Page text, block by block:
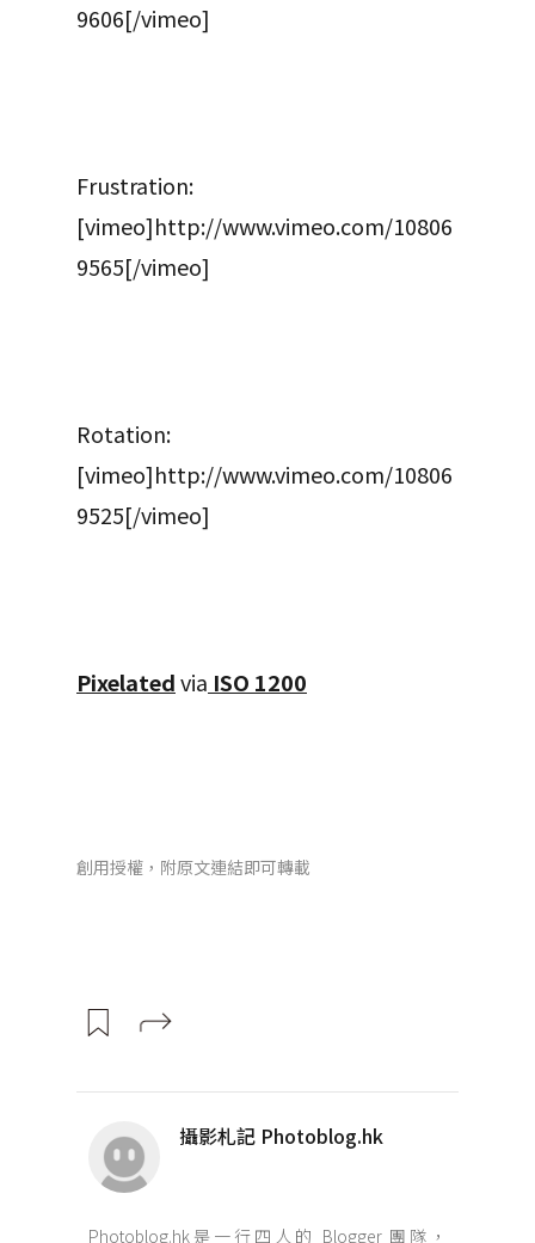
9606[/vimeo]
Frustration:
[vimeo]http://www.vimeo.com/10806
9565[/vimeo]
Rotation:
[vimeo]http://www.vimeo.com/10806
9525[/vimeo]
Pixelatedvia ISO 1200
創用授權，附原文連結即可轉載
攝影札記 Photoblog.hk
Photoblog.hk是一行四人的 Blogger 團隊，